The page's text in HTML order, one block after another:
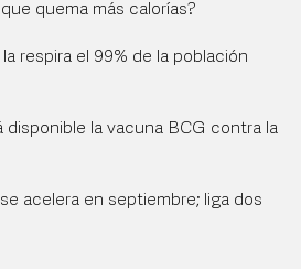
quema más calorías?
respira el 99% de la población
disponible la vacuna BCG contra la
acelera en septiembre; liga dos